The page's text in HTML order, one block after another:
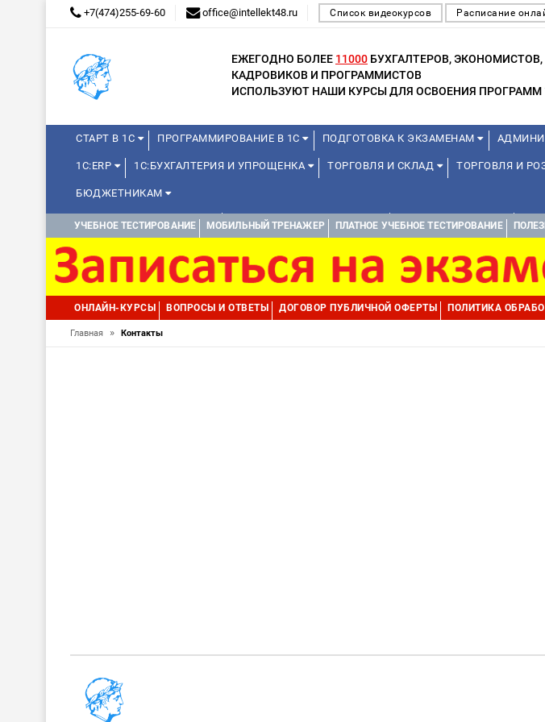
+7(474)255-69-60 office@intellekt48.ru Список видеокурсов Расписание
ЕЖЕГОДНО БОЛЕЕ 11000 БУХГАЛТЕРОВ, ЭКОНОМИСТОВ,
КАДРОВИКОВ И ПРОГРАММИСТОВ
ИСПОЛЬЗУЮТ НАШИ КУРСЫ ДЛЯ ОСВОЕНИЯ ПРОГРАММ
СТАРТ В 1С ПРОГРАММИРОВАНИЕ В 1С ПОДГОТОВКА К ЭКЗАМЕНАМ
1С:ERP 1С:БУХГАЛТЕРИЯ И УПРОЩЕНКА ТОРГОВЛЯ И СКЛАД ТОРГОВЛЯ И
БЮДЖЕТНИКАМ
КУРСЫ ДЛЯ ШКОЛЬНИКОВ ДИСТАНЦИОННАЯ ШКОЛА 1С ДЛЯ ШКОЛЬНИКОВ
1С:МЕДИЦИНА
УЧЕБНОЕ ТЕСТИРОВАНИЕ МОБИЛЬНЫЙ ТРЕНАЖЕР ПЛАТНОЕ УЧЕБНОЕ ТЕСТИРОВАНИЕ
ОНЛАЙН-КУРСЫ ВОПРОСЫ И ОТВЕТЫ ДОГОВОР ПУБЛИЧНОЙ ОФЕРТЫ ПОЛИТИКА
Главная » Контакты